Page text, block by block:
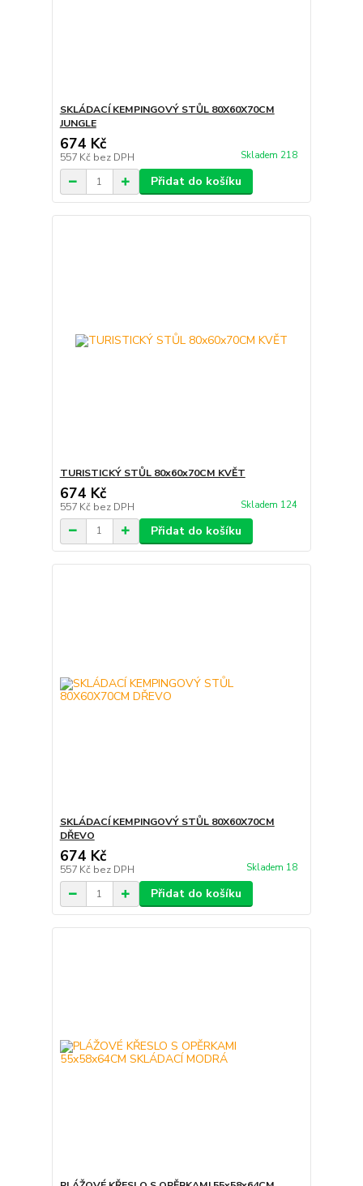
SKLÁDACÍ KEMPINGOVÝ STŮL 80X60X70CM
JUNGLE
674 Kč
557 Kč bez DPH Skladem 218
Přidat do košíku
TURISTICKÝ STŮL 80x60x70CM KVĚT
674 Kč
557 Kč bez DPH Skladem 124
Přidat do košíku
SKLÁDACÍ KEMPINGOVÝ STŮL 80X60X70CM
DŘEVO
674 Kč
557 Kč bez DPH Skladem 18
Přidat do košíku